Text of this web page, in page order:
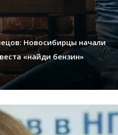
Новосибирцы начали
«найди бензин»